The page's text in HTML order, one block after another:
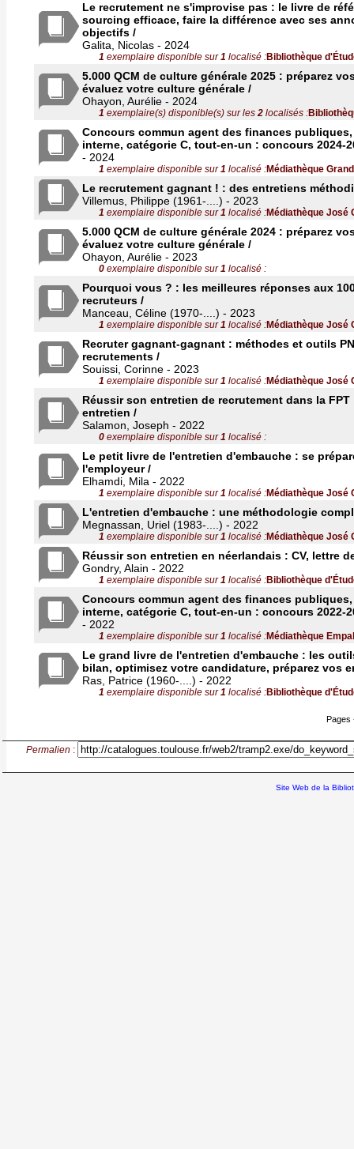
Le recrutement ne s'improvise pas : le livre de
sourcing efficace, faire la différence avec ses
objectifs /
Galita, Nicolas - 2024
1 exemplaire disponible sur1 localisé :Bibliothèque
5.000 QCM de culture générale 2025 : préparez
évaluez votre culture générale /
Ohayon, Aurélie - 2024
1 exemplaire(s) disponible(s) sur les2localisés :
Concours commun agent des finances
interne, catégorie C, tout-en-un : concours 2024-
- 2024
1 exemplaire disponible sur1 localisé :Médiathèque
Le recrutement gagnant ! : des entretiens
Villemus, Philippe (1961-....) - 2023
1 exemplaire disponible sur1 localisé :Médiathèque José
5.000 QCM de culture générale 2024 : préparez
évaluez votre culture générale /
Ohayon, Aurélie - 2023
0exemplaire disponible sur1 localisé :
Pourquoi vous ? : les meilleures réponses aux
recruteurs /
Manceau, Céline (1970-....) - 2023
1 exemplaire disponible sur1 localisé :Médiathèque José
Recruter gagnant-gagnant : méthodes et outils
recrutements /
Souissi, Corinne - 2023
1 exemplaire disponible sur1 localisé :Médiathèque José
Réussir son entretien de recrutement dans la
entretien /
Salamon, Joseph - 2022
0exemplaire disponible sur1 localisé :
Le petit livre de l'entretien d'embauche : se
l'employeur /
Elhamdi, Mila - 2022
1 exemplaire disponible sur1 localisé :Médiathèque José
L'entretien d'embauche : une méthodologie
Megnassan, Uriel (1983-....) - 2022
1 exemplaire disponible sur1 localisé :Médiathèque José
Réussir son entretien en néerlandais : CV, lettre
Gondry, Alain - 2022
1 exemplaire disponible sur1 localisé :Bibliothèque
Concours commun agent des finances
interne, catégorie C, tout-en-un : concours 2022-
- 2022
1 exemplaire disponible sur1 localisé :Médiathèque
Le grand livre de l'entretien d'embauche : les
bilan, optimisez votre candidature, préparez vos
Ras, Patrice (1960-....) - 2022
1 exemplaire disponible sur1 localisé :Bibliothèque
Permalien :
Site Web de la